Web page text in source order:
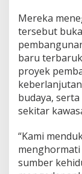
Mereka
tersebut
baru
proyek
budaya,
sekitar
“Kami
sumber